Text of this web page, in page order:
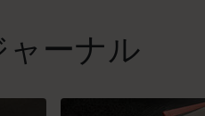
ャーナル